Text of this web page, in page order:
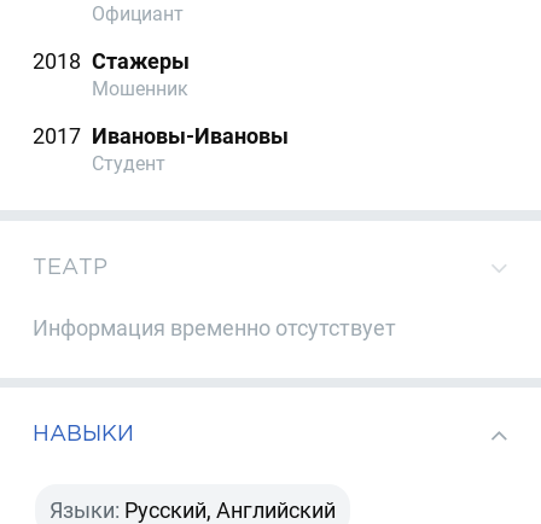
Официант
2018 Стажеры
Мошенник
2017 Ивановы-Ивановы
Студент
ТЕАТР
Информация временно отсутствует
НАВЫКИ
Языки: Русский, Английский